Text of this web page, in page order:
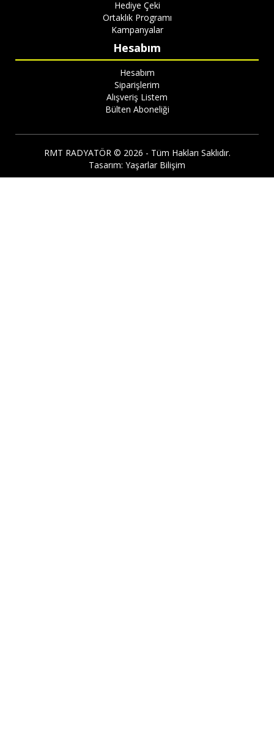
Hediye Çeki
Ortaklık Programı
Kampanyalar
Hesabım
Hesabım
Siparişlerim
Alışveriş Listem
Bülten Aboneliği
RMT RADYATÖR © 2026 - Tüm Hakları Saklıdır.
Tasarım: Yaşarlar Bilişim